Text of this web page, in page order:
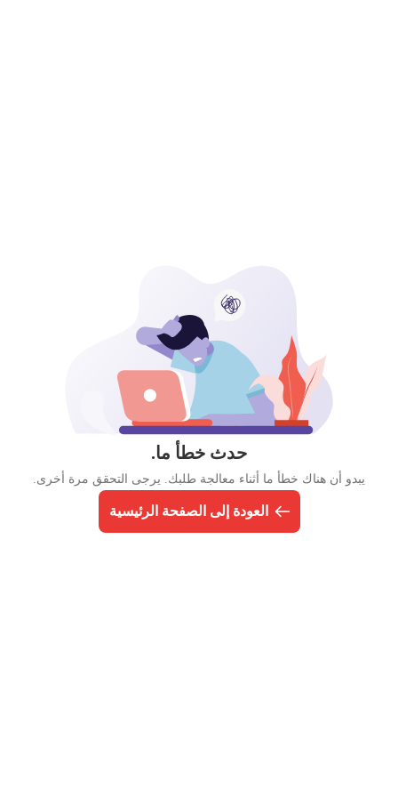
حدث خطأ ما.
يبدو أن هناك خطأ ما أثناء معالجة طلبك. يرجى التحقق مرة أخرى.
العودة إلى الصفحة الرئيسية